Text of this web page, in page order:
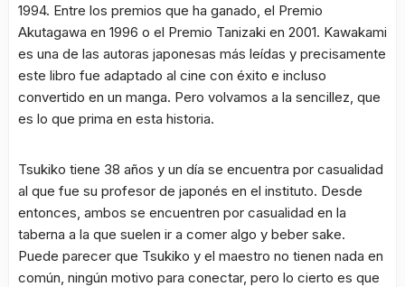
1994. Entre los premios que ha ganado, el Premio
Akutagawa en 1996 o el Premio Tanizaki en 2001. Kawakami
es una de las autoras japonesas más leídas y precisamente
este libro fue adaptado al cine con éxito e incluso
convertido en un manga. Pero volvamos a la sencillez, que
es lo que prima en esta historia.
Tsukiko tiene 38 años y un día se encuentra por casualidad
al que fue su profesor de japonés en el instituto. Desde
entonces, ambos se encuentren por casualidad en la
taberna a la que suelen ir a comer algo y beber sake.
Puede parecer que Tsukiko y el maestro no tienen nada en
común, ningún motivo para conectar, pero lo cierto es que